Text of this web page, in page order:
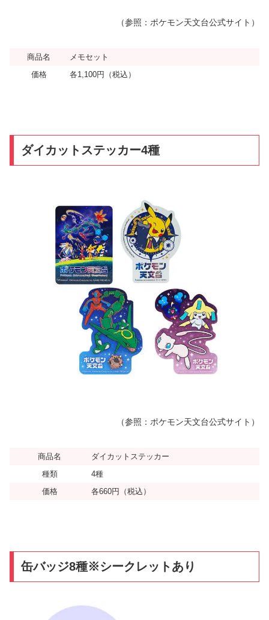
（参照：ポケモン天文台公式サイト）
商品名
メモセット
価格
各1,100円（税込）
ダイカットステッカー4種
（参照：ポケモン天文台公式サイト）
商品名
ダイカットステッカー
種類
4種
価格
各660円（税込）
缶バッジ8種※シークレットあり